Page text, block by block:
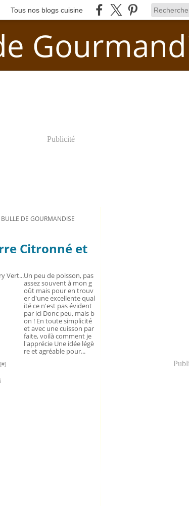
Tous nos blogs cuisine
Publicité
DE GOURMANDISE
Citronné et
Un peu de poisson, pas
assez souvent à mon g
oût mais pour en trouv
er d'une excellente qual
ité ce n'est pas évident
par ici Donc peu, mais b
on ! En toute simplicité
et avec une cuisson par
faite, voilà comment je
l'apprécie Une idée légè
re et agréable pour...
#]